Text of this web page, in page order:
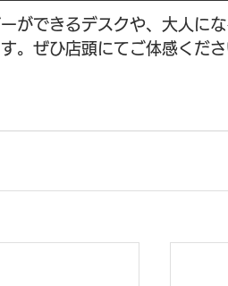
ができるデスクや、大人に
。ぜひ店頭にてご体感くださ